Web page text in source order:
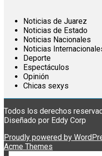
Noticias de Juarez
Noticias de Estado
Noticias Nacionales
Noticias
Deporte
Espectáculos
Opinión
Chicas sexys
Todos los derechos
Diseñado por Eddy Corp
Proudly powered by
Acme Themes